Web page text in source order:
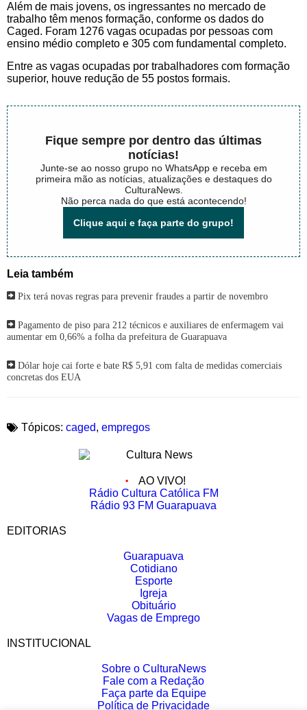
Além de mais jovens, os ingressantes no mercado de
trabalho têm menos formação, conforme os dados do
Caged. Foram 1276 vagas ocupadas por pessoas com
ensino médio completo e 305 com fundamental completo.
Entre as vagas ocupadas por trabalhadores com formação
superior, houve redução de 55 postos formais.
Fique sempre por dentro das últimas
notícias!
Junte-se ao nosso grupo no WhatsApp e receba em
primeira mão as notícias, atualizações e destaques do
CulturaNews.
Não perca nada do que está acontecendo!
Clique aqui e faça parte do grupo!
Leia também
Pix terá novas regras para prevenir fraudes a partir de novembro
Pagamento de piso para 212 técnicos e auxiliares de enfermagem vai
aumentar em 0,66% a folha da prefeitura de Guarapuava
Dólar hoje cai forte e bate R$ 5,91 com falta de medidas comerciais
concretas dos EUA
Tópicos: caged, empregos
AO VIVO!
Rádio Cultura Católica FM
Rádio 93 FM Guarapuava
EDITORIAS
Guarapuava
Cotidiano
Esporte
Igreja
Obituário
Vagas de Emprego
INSTITUCIONAL
Sobre o CulturaNews
Fale com a Redação
Faça parte da Equipe
Política de Privacidade